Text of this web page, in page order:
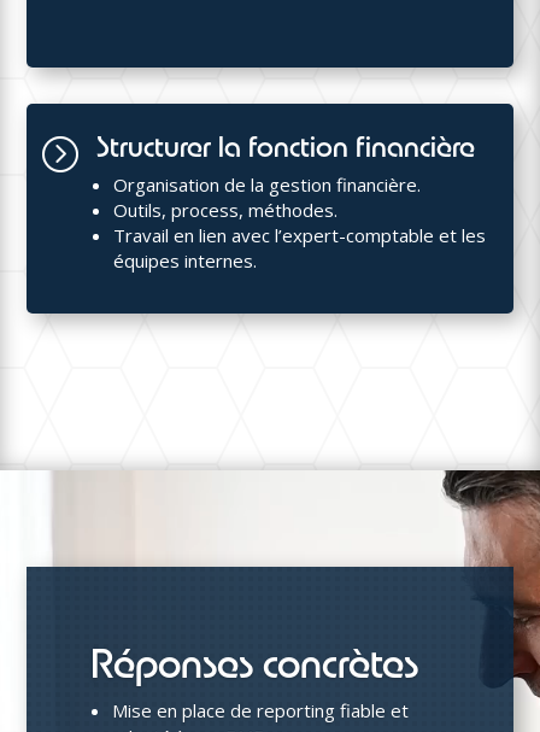
= Structurer la fonction financière
Organisation de la gestion financière.
Outils, process, méthodes.
Travail en lien avec l’expert-comptable et les
équipes internes.
Réponses concrètes
Mise en place de reporting fiable et